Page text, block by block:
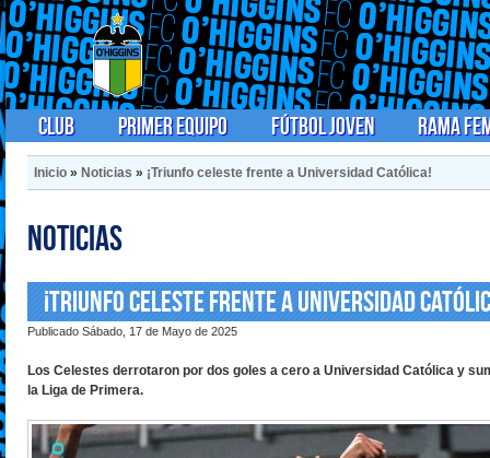
Club Primer Equipo Fútbol Joven Rama
Inicio » Noticias » ¡Triunfo celeste frente a Universidad Católica!
Noticias
¡Triunfo celeste frente a Universidad
Publicado Sábado, 17 de Mayo de 2025
Los Celestes derrotaron por dos goles a cero a Universidad Católica y
la Liga de Primera.